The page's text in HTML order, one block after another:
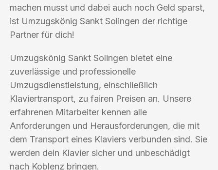
machen musst und dabei auch noch Geld sparst,
ist Umzugskönig Sankt Solingen der richtige
Partner für dich!
Umzugskönig Sankt Solingen bietet eine
zuverlässige und professionelle
Umzugsdienstleistung, einschließlich
Klaviertransport, zu fairen Preisen an. Unsere
erfahrenen Mitarbeiter kennen alle
Anforderungen und Herausforderungen, die mit
dem Transport eines Klaviers verbunden sind. Sie
werden dein Klavier sicher und unbeschädigt
nach Koblenz bringen.